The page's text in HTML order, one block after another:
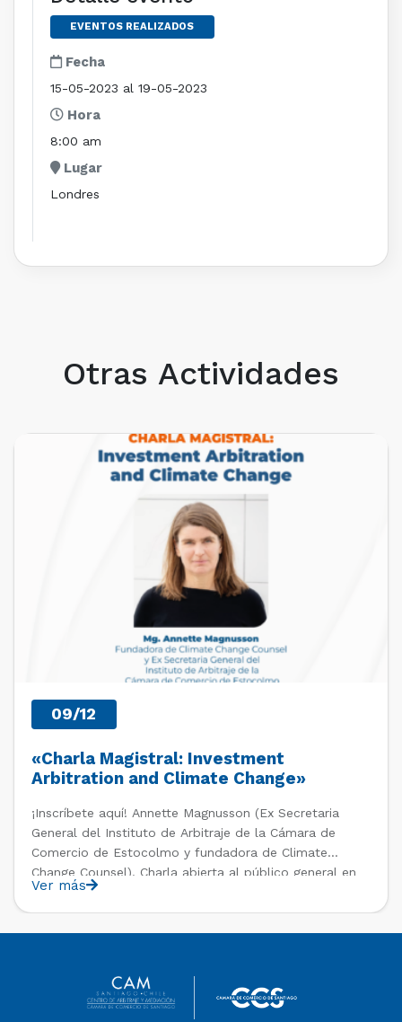
EVENTOS REALIZADOS
Fecha
15-05-2023 al 19-05-2023
Hora
8:00 am
Lugar
Londres
Otras Actividades
PRÓXIMOS EVENTOS
09/12
«Charla Magistral: Investment
Arbitration and Climate Change»
¡Inscríbete aquí! Annette Magnusson (Ex Secretaria
General del Instituto de Arbitraje de la Cámara de
Comercio de Estocolmo y fundadora de Climate
Change Counsel). Charla abierta al público general en
el marco del IV Diploma de Postítulo en Arbitraje
Nacional y Comercial Internacional, organizado por el
Departamento de Derecho Internacional […]
Ver más